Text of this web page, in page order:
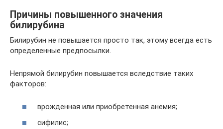
Причины повышенного значения
билирубина
Билирубин не повышается просто так, этому всегда есть
определенные предпосылки.
Непрямой билирубин повышается вследствие таких
факторов:
врожденная или приобретенная анемия;
сифилис;